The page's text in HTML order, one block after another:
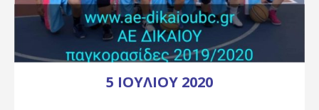
5 ΙΟΥΛΊΟΥ 2020